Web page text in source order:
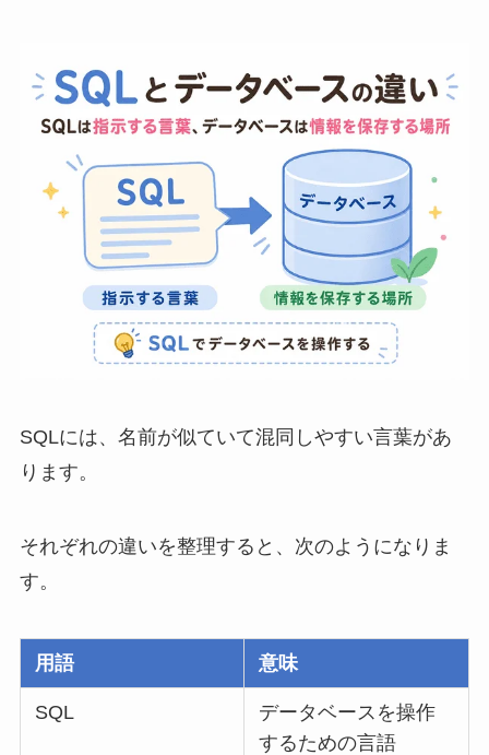
SQLには、名前が似ていて混同しやすい言葉があ
ります。
それぞれの違いを整理すると、次のようになりま
す。
用語 意味
SQL
データベースを操作
するための言語